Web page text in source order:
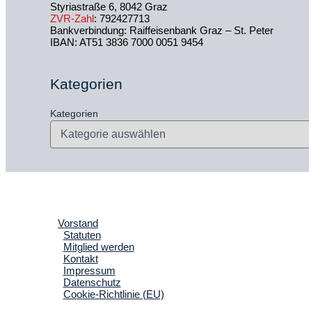
Styriastraße 6, 8042 Graz
ZVR-Zahl: 792427713
Bankverbindung: Raiffeisenbank Graz – St. Peter
IBAN: AT51 3836 7000 0051 9454
Kategorien
Kategorien
Vorstand
Statuten
Mitglied werden
Kontakt
Impressum
Datenschutz
Cookie-Richtlinie (EU)